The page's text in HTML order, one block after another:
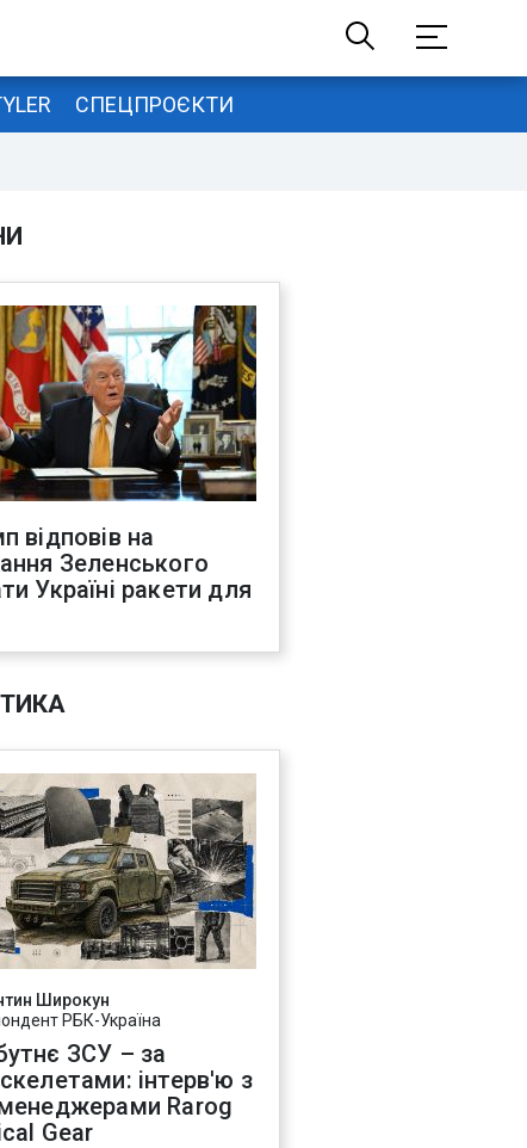
СПЕЦПРОЄКТИ
відповів на
Зеленського
Україні ракети для
Широкун
РБК-Україна
ЗСУ – за
інтерв'ю з
Rarog
Gear